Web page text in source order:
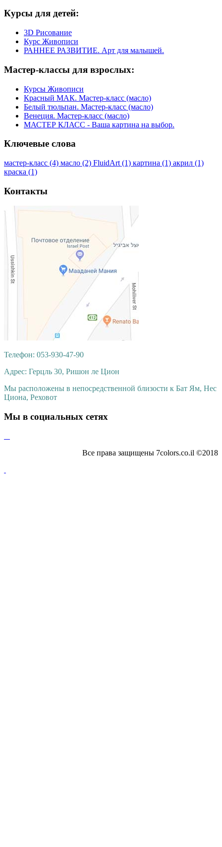
Курсы для детей:
3D Рисование
Курс Живописи
РАННЕЕ РАЗВИТИЕ. Арт для малышей.
Мастер-классы для взрослых:
Курсы Живописи
Красный МАК. Мастер-класс (масло)
Белый тюльпан. Мастер-класс (масло)
Венеция. Мастер-класс (масло)
МАСТЕР КЛАСС - Ваша картина на выбор.
Ключевые слова
мастер-класс (4) масло (2) FluidArt (1) картина (1) акрил (1)
краска (1)
Контакты
Телефон: 053-930-47-90
Адрес: Герцль 30, Ришон ле Цион
Мы расположены в непосредственной близости к Бат Ям, Нес
Циона, Реховот
Мы в социальных сетях
Все права защищены 7colors.co.il ©2018